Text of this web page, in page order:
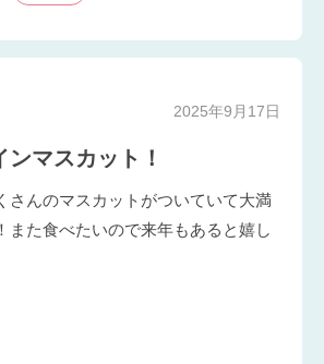
2025年9月17日
マスカット！
さんのマスカットがついていて大満
また食べたいので来年もあると嬉し